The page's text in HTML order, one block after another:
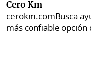
Cero Km
cerokm.comBusca
más confiable